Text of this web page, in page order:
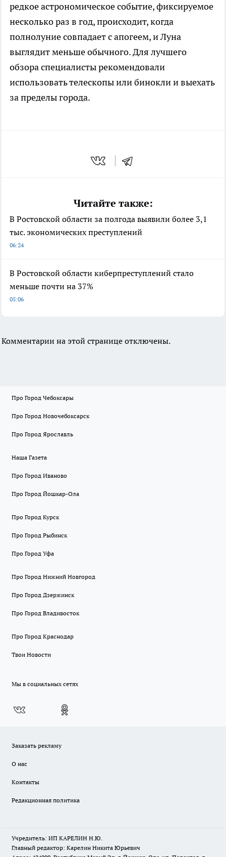
редкое астрономическое событие, фиксируемое
несколько раз в год, происходит, когда
полнолуние совпадает с апогеем, и Луна
выглядит меньше обычного. Для лучшего
обзора специалисты рекомендовали
использовать телескопы или бинокли и выехать
за пределы города.
Читайте также:
В Ростовской области за полгода выявили более 3,1
тыс. экономических преступлений
06:24
В Ростовской области киберпреступлений стало
меньше почти на 37%
05:06
Комментарии на этой странице отключены.
Про Город Чебоксары
Про Город Новочебоксарск
Про Город Ярославль
Наша Газета
Про Город Иваново
Про Город Йошкар-Ола
Про Город Курск
Про Город Рыбинск
Про Город Уфа
Про Город Нижний Новгород
Про Город Дзержинск
Про Город Владивосток
Про Город Краснодар
Твои Новости
Мы в социальных сетях
Заказать рекламу
О нас
Контакты
Редакционная политика
Учредитель: ИП КАРЕЛИН Н.Ю.
Главный редактор: Карелин Никита Юрьевич